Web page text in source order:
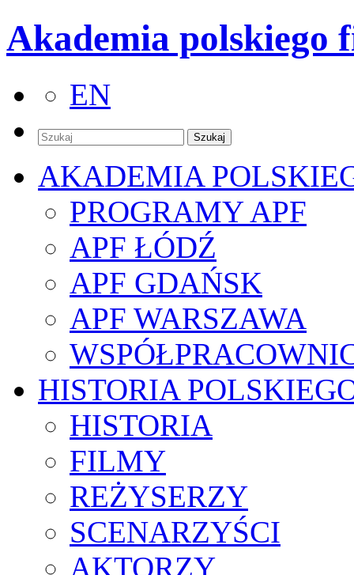
Akademia polskiego
EN
AKADEMIA
PROGRAMY APF
APF ŁÓDŹ
APF GDAŃSK
APF WARSZAWA
HISTORIA
HISTORIA
FILMY
REŻYSERZY
SCENARZYŚCI
AKTORZY